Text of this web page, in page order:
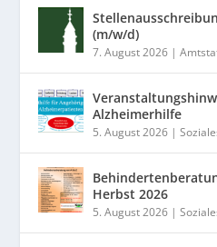
(m/w/d)
7. August 2026 |
Alzheimerhilfe
5. August 2026 |
Herbst 2026
5. August 2026 |